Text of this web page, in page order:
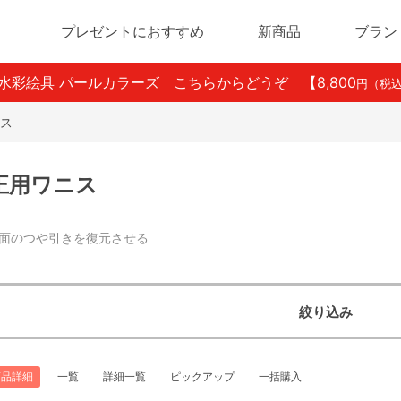
プレゼントにおすすめ 新商品 ブラン
彩絵具 パールカラーズ こちらからどうぞ 【8,800 円（税
用ワニス
のつや引きを復元させる
絞り込み
詳細 一覧 詳細一覧 ピックアップ 一括購入